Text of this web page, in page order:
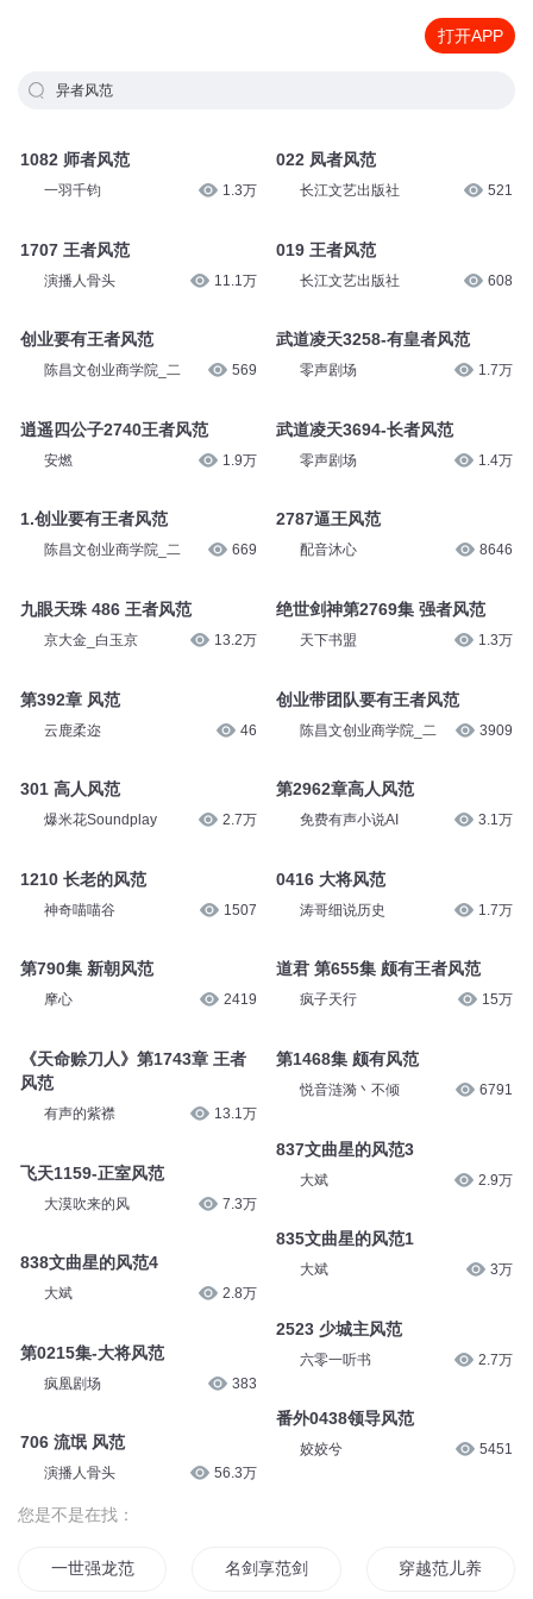
打开APP
异者风范
1082 师者风范
一羽千钧 1.3万
1707 王者风范
演播人骨头 11.1万
创业要有王者风范
陈昌文创业商学院_二 569
逍遥四公子2740王者风范
安燃 1.9万
1.创业要有王者风范
陈昌文创业商学院_二 669
九眼天珠 486 王者风范
京大金_白玉京 13.2万
第392章 风范
云鹿柔迩 46
301 高人风范
爆米花Soundplay 2.7万
1210 长老的风范
神奇喵喵谷 1507
第790集 新朝风范
摩心 2419
《天命赊刀人》第1743章 王者
风范
有声的紫襟 13.1万
飞天1159-正室风范
大漠吹来的风 7.3万
838文曲星的风范4
大斌 2.8万
第0215集-大将风范
疯凰剧场 383
706 流氓 风范
演播人骨头 56.3万
022 凤者风范
长江文艺出版社 521
019 王者风范
长江文艺出版社 608
武道凌天3258-有皇者风范
零声剧场 1.7万
武道凌天3694-长者风范
零声剧场 1.4万
2787逼王风范
配音沐心 8646
绝世剑神第2769集 强者风范
天下书盟 1.3万
创业带团队要有王者风范
陈昌文创业商学院_二 3909
第2962章高人风范
免费有声小说AI 3.1万
0416 大将风范
涛哥细说历史 1.7万
道君 第655集 颇有王者风范
疯子天行 15万
第1468集 颇有风范
悦音涟漪丶不倾 6791
837文曲星的风范3
大斌 2.9万
835文曲星的风范1
大斌 3万
2523 少城主风范
六零一听书 2.7万
番外0438领导风范
姣姣兮 5451
您是不是在找：
一世强龙范建明 名剑享范剑 穿越范儿养成指南